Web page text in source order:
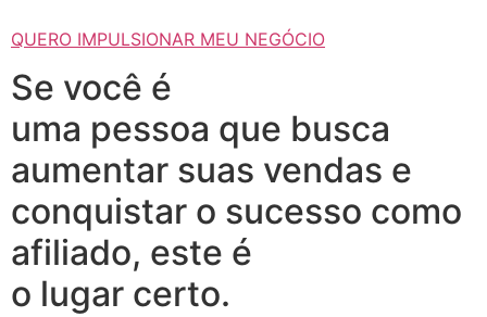
QUERO IMPULSIONAR MEU NEGÓCIO
Se você é
uma pessoa que busca
aumentar suas vendas e
conquistar o sucesso como
afiliado, este é
o lugar certo.